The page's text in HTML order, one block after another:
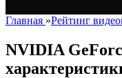
Главная »Рейтинг
NVIDIA